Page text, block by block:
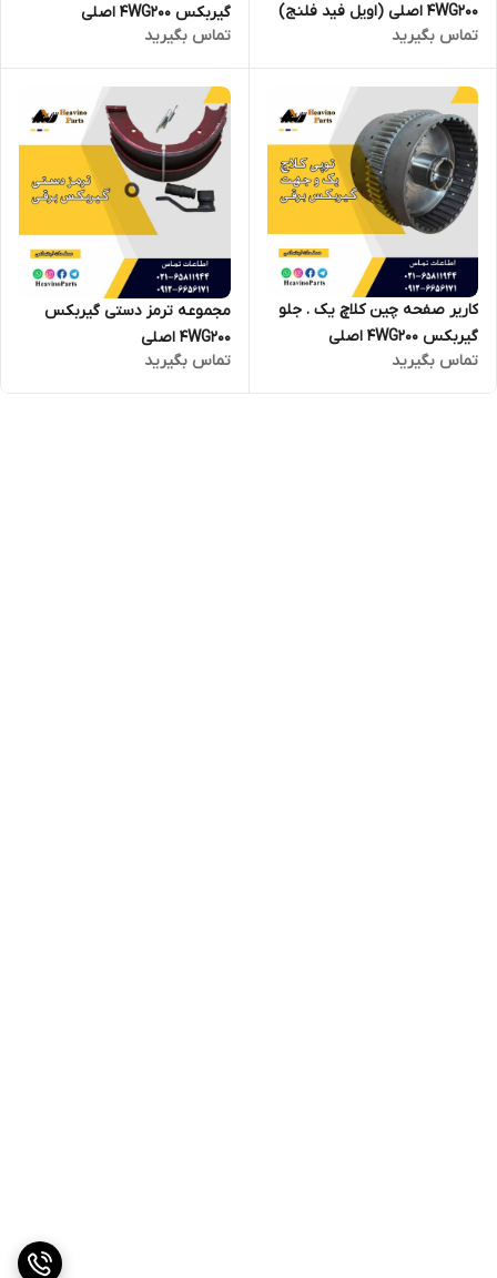
4WG200 اصلی (اویل فید فلنج)
تماس بگیرید
گیربکس 4WG200 اصلی
تماس بگیرید
کاریر صفحه چین کلاچ یک . جلو
گیربکس 4WG200 اصلی
تماس بگیرید
مجموعه ترمز دستی گیربکس
4WG200 اصلی
تماس بگیرید